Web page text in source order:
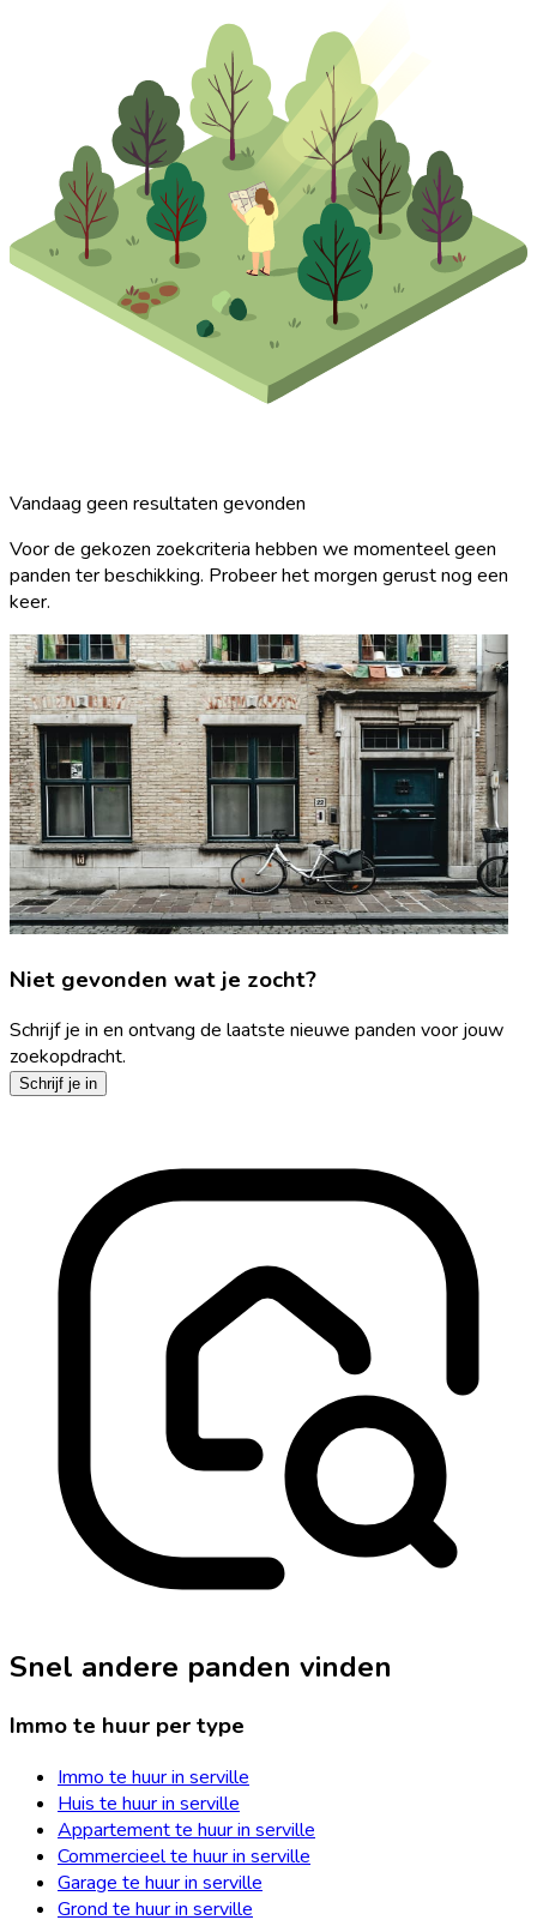
Vandaag geen resultaten gevonden
Voor de gekozen zoekcriteria hebben we momenteel geen
panden ter beschikking. Probeer het morgen gerust nog een
keer.
Niet gevonden wat je zocht?
Schrijf je in en ontvang de laatste nieuwe panden voor jouw
zoekopdracht.
Schrijf je in
Snel andere panden vinden
Immo te huur per type
Immo te huur in serville
Huis te huur in serville
Appartement te huur in serville
Commercieel te huur in serville
Garage te huur in serville
Grond te huur in serville